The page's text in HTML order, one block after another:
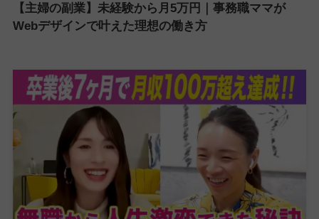
【主婦の副業】未経験から月5万円｜事務職ママが
Webデザインで叶えた理想の働き方